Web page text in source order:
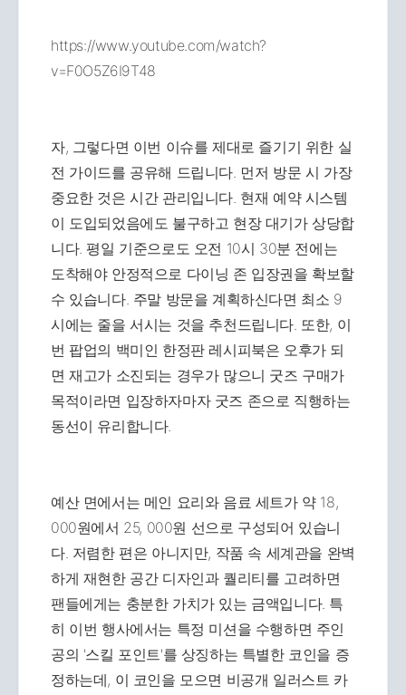
https://www.youtube.com/watch?
v=F0O5Z6I9T48
자, 그렇다면 이번 이슈를 제대로 즐기기 위한 실
전 가이드를 공유해 드립니다. 먼저 방문 시 가장
중요한 것은 시간 관리입니다. 현재 예약 시스템
이 도입되었음에도 불구하고 현장 대기가 상당합
니다. 평일 기준으로도 오전 10시 30분 전에는
도착해야 안정적으로 다이닝 존 입장권을 확보할
수 있습니다. 주말 방문을 계획하신다면 최소 9
시에는 줄을 서시는 것을 추천드립니다. 또한, 이
번 팝업의 백미인 한정판 레시피북은 오후가 되
면 재고가 소진되는 경우가 많으니 굿즈 구매가
목적이라면 입장하자마자 굿즈 존으로 직행하는
동선이 유리합니다.
예산 면에서는 메인 요리와 음료 세트가 약 18,
000원에서 25, 000원 선으로 구성되어 있습니
다. 저렴한 편은 아니지만, 작품 속 세계관을 완벽
하게 재현한 공간 디자인과 퀄리티를 고려하면
팬들에게는 충분한 가치가 있는 금액입니다. 특
히 이번 행사에서는 특정 미션을 수행하면 주인
공의 '스킬 포인트'를 상징하는 특별한 코인을 증
정하는데, 이 코인을 모으면 비공개 일러스트 카